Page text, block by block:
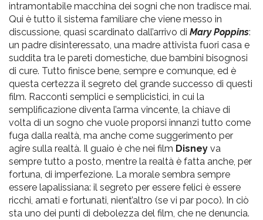
intramontabile macchina dei sogni che non tradisce mai.
Qui è tutto il sistema familiare che viene messo in
discussione, quasi scardinato dall’arrivo di Mary Poppins:
un padre disinteressato, una madre attivista fuori casa e
suddita tra le pareti domestiche, due bambini bisognosi
di cure. Tutto finisce bene, sempre e comunque, ed è
questa certezza il segreto del grande successo di questi
film. Racconti semplici e semplicistici, in cui la
semplificazione diventa l’arma vincente, la chiave di
volta di un sogno che vuole proporsi innanzi tutto come
fuga dalla realtà, ma anche come suggerimento per
agire sulla realtà. Il guaio è che nei film Disney va
sempre tutto a posto, mentre la realtà è fatta anche, per
fortuna, di imperfezione. La morale sembra sempre
essere lapalissiana: il segreto per essere felici è essere
ricchi, amati e fortunati, nient’altro (se vi par poco). In ciò
sta uno dei punti di debolezza del film, che ne denuncia.